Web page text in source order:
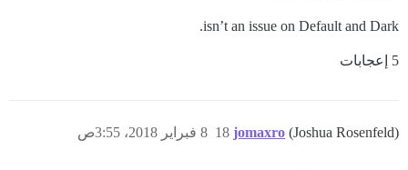
isn’t an issue on Default and Dark.
5 إعجابات
jomaxro (Joshua Rosenfeld) 8 فبراير 2018، 3:55ص 18